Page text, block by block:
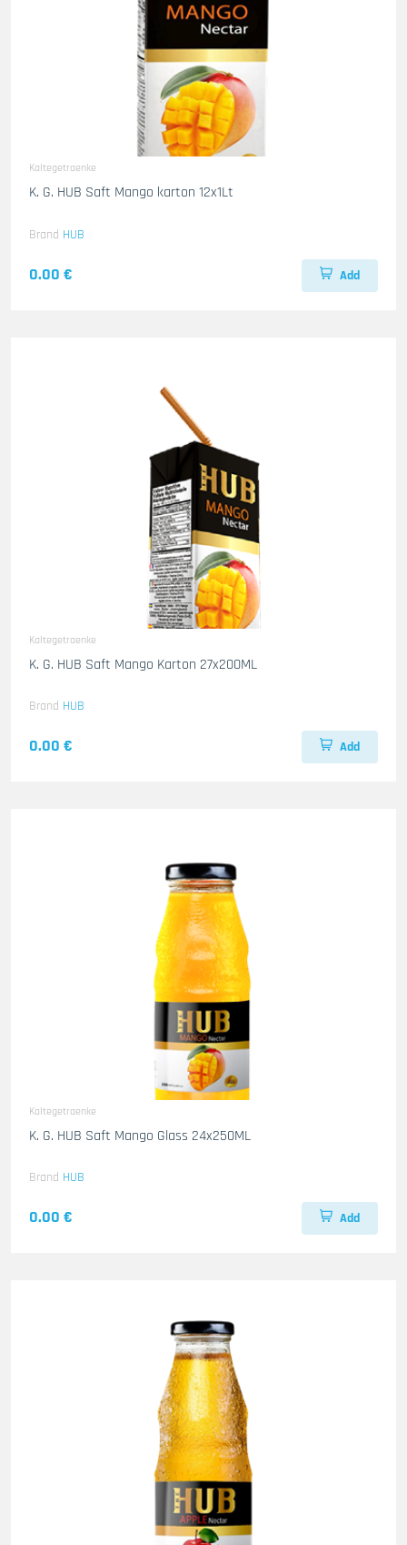
Kaltegetraenke
K. G. HUB Saft Mango karton 12x1Lt
Brand HUB
0.00 € Add
Kaltegetraenke
K. G. HUB Saft Mango Karton 27x200ML
Brand HUB
0.00 € Add
Kaltegetraenke
K. G. HUB Saft Mango Glass 24x250ML
Brand HUB
0.00 € Add